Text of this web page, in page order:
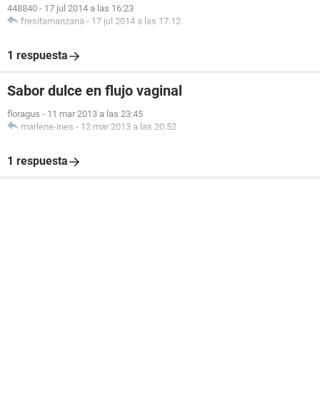
448840 - 17 jul 2014 a las 16:23
fresitamanzana - 17 jul 2014 a las 17:12
1 respuesta
Sabor dulce en flujo vaginal
floragus - 11 mar 2013 a las 23:45
marlene-ines - 12 mar 2013 a las 20:52
1 respuesta